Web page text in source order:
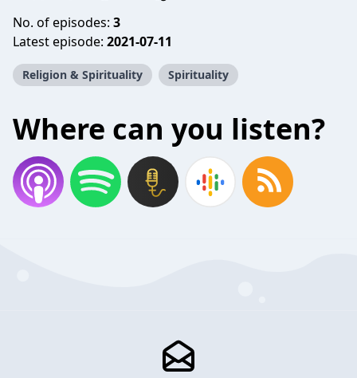
No. of episodes: 3
Latest episode: 2021-07-11
Religion & Spirituality Spirituality
Where can you listen?